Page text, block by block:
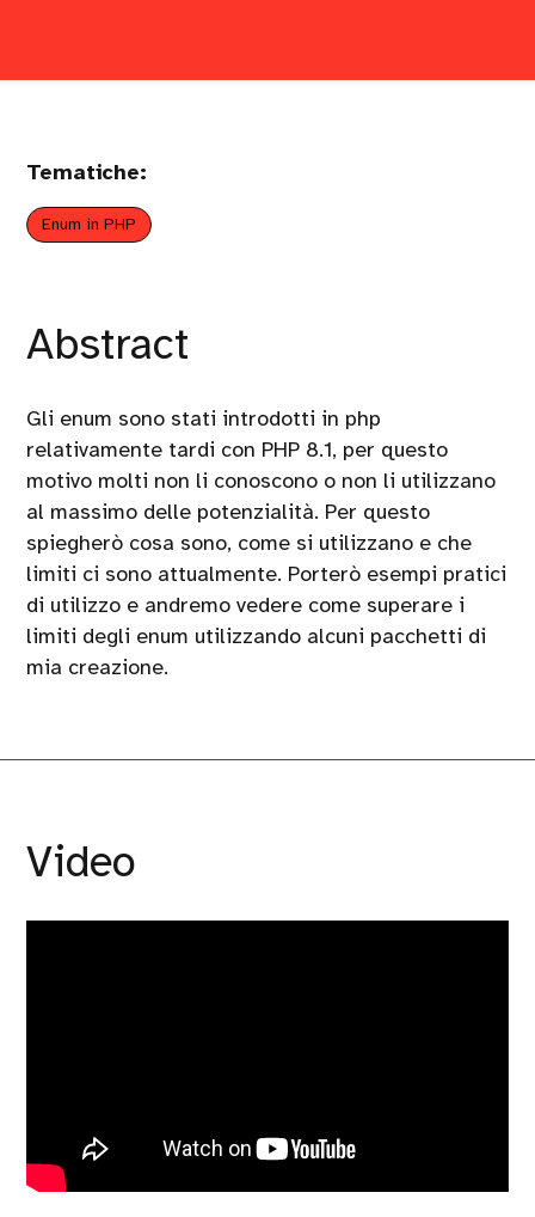
Tematiche:
Enum in PHP
Abstract
Gli enum sono stati introdotti in php
relativamente tardi con PHP 8.1, per questo
motivo molti non li conoscono o non li utilizzano
al massimo delle potenzialità. Per questo
spiegherò cosa sono, come si utilizzano e che
limiti ci sono attualmente. Porterò esempi pratici
di utilizzo e andremo vedere come superare i
limiti degli enum utilizzando alcuni pacchetti di
mia creazione.
Video